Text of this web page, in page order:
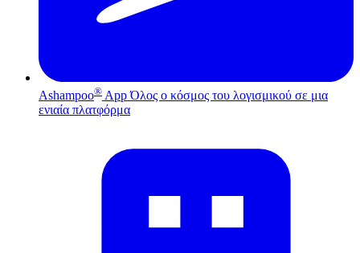
Ashampoo® App Όλος ο κόσμος του λογισμικού σε μια
ενιαία πλατφόρμα